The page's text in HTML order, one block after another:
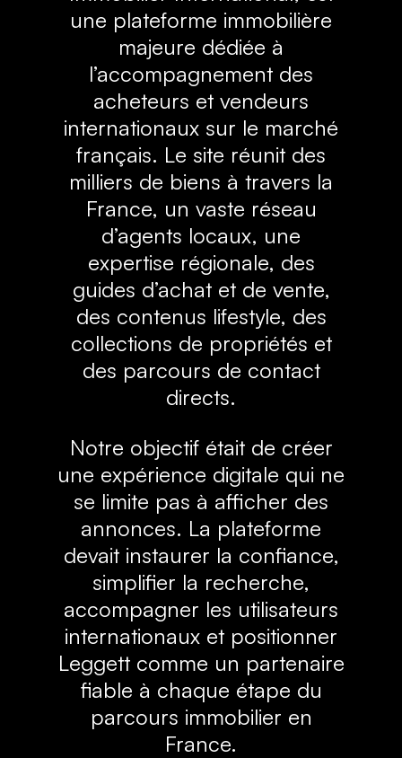
une plateforme immobilière
majeure dédiée à
l’accompagnement des
acheteurs et vendeurs
internationaux sur le marché
français. Le site réunit des
milliers de biens à travers la
France, un vaste réseau
d’agents locaux, une
expertise régionale, des
guides d’achat et de vente,
des contenus lifestyle, des
collections de propriétés et
des parcours de contact
directs.
Notre objectif était de créer
une expérience digitale qui ne
se limite pas à afficher des
annonces. La plateforme
devait instaurer la confiance,
simplifier la recherche,
accompagner les utilisateurs
internationaux et positionner
Leggett comme un partenaire
fiable à chaque étape du
parcours immobilier en
France.